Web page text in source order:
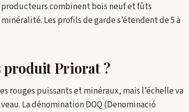
producteurs combinent bois neuf et fûts
Les profils de garde s’étendent de 5 à
produit Priorat ?
rouges puissants et minéraux, mais l’échelle va
La dénomination DOQ (Denominació